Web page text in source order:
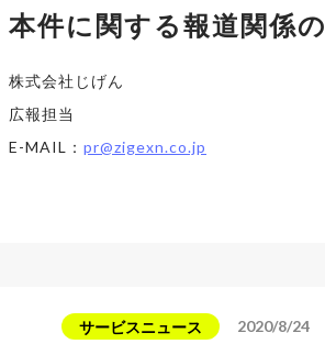
本件に関する報道関係の
株式会社じげん
広報担当
E-MAIL： pr@zigexn.co.jp
サービスニュース 2020/8/24